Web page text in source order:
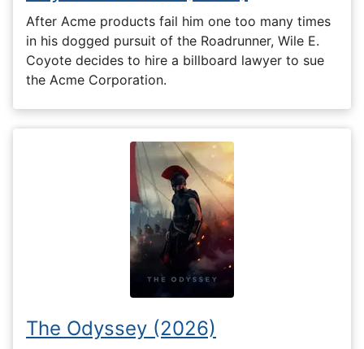
After Acme products fail him one too many times
in his dogged pursuit of the Roadrunner, Wile E.
Coyote decides to hire a billboard lawyer to sue
the Acme Corporation.
The Odyssey (2026)